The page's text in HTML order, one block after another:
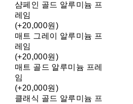
샴페인 골드 알루미늄 프
레임
(+20,000원)
매트 그레이 알루미늄 프
레임
(+20,000원)
매트 골드 알루미늄 프레
임
(+20,000원)
클래식 골드 알루미늄 프